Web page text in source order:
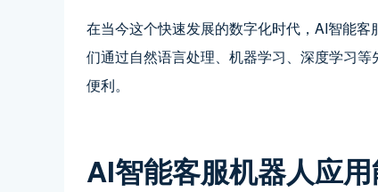
在当今这个快速发展的数字化时代，AI智能
们通过自然语言处理、机器学习、深度学习
便利。
AI智能客服机器人应